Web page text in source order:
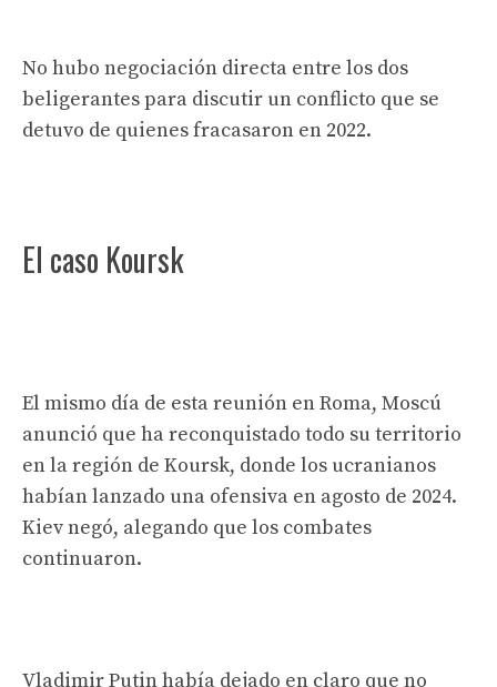
No hubo negociación directa entre los dos
beligerantes para discutir un conflicto que se
detuvo de quienes fracasaron en 2022.
El caso Koursk
El mismo día de esta reunión en Roma, Moscú
anunció que ha reconquistado todo su territorio
en la región de Koursk, donde los ucranianos
habían lanzado una ofensiva en agosto de 2024.
Kiev negó, alegando que los combates
continuaron.
Vladimir Putin había dejado en claro que no